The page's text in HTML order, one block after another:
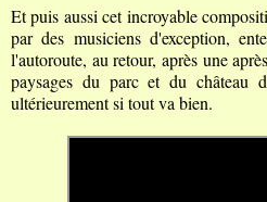
Et puis aussi cet incroyable
par des musiciens d'exception,
l'autoroute, au retour, après une
paysages du parc et du château
ultérieurement si tout va bien.